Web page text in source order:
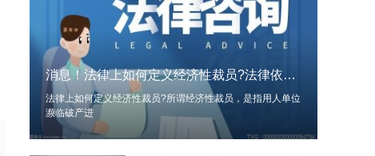
2023-05-04
我可以在苏州申请护照吗？我所在的地方是云南
2023-05-04
你好 我想问一下外国人来这里工作没有护照该怎么
办？
2023-05-04
消息！法律上如何定义经济性裁员?法律依据是什么?
法律上如何定义经济性裁员?所谓经济性裁员，是指用人单位
濒临破产进